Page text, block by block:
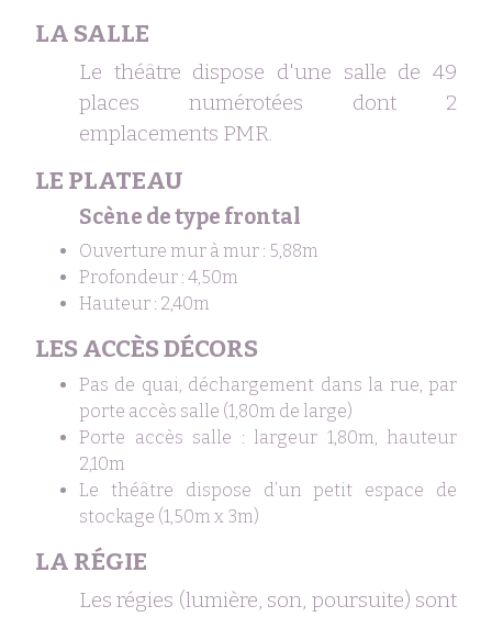
LA SALLE
Le théâtre dispose d'une salle de 49
places numérotées dont 2
emplacements PMR.
LE PLATEAU
Scène de type frontal
Ouverture mur à mur : 5,88m
Profondeur : 4,50m
Hauteur : 2,40m
LES ACCÈS DÉCORS
Pas de quai, déchargement dans la rue, par
porte accès salle (1,80m de large)
Porte accès salle : largeur 1,80m, hauteur
2,10m
Le théâtre dispose d’un petit espace de
stockage (1,50m x 3m)
LA RÉGIE
Les régies (lumière, son, poursuite) sont